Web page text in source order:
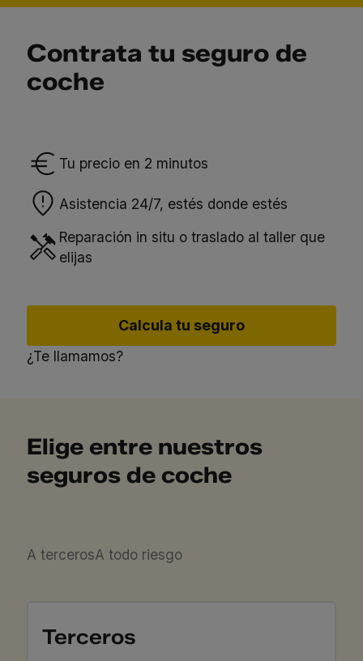
Contrata tu seguro de
coche
Tu precio en 2 minutos
Asistencia 24/7, estés donde estés
Reparación in situ o traslado al taller que
elijas
Calcula tu seguro
¿Te llamamos?
Elige entre nuestros
seguros de coche
A tercerosA todo riesgo
Terceros